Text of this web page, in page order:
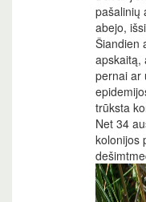
pašalinių
abejo,
Šiandien
apskaitą,
pernai ar
trūksta
Net 34
kolonijos